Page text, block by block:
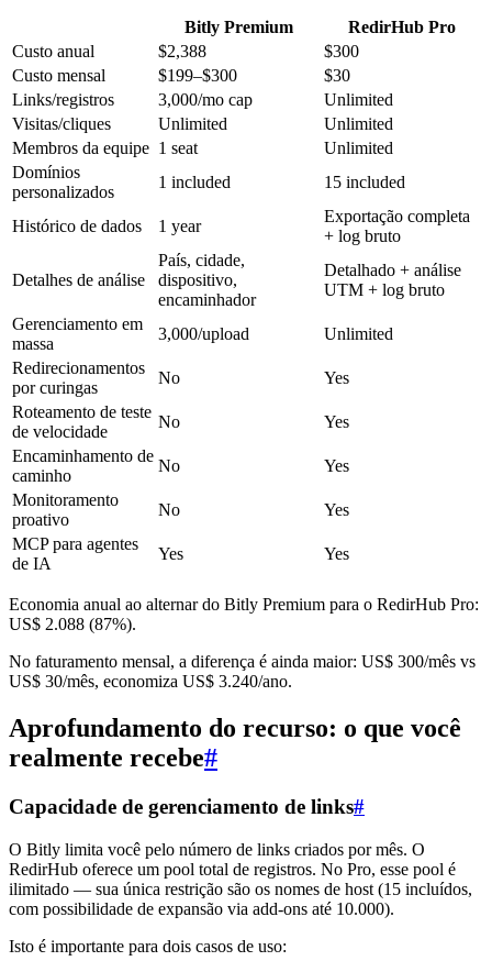
Bitly Premium
RedirHub Pro
Custo anual
$2,388
$300
Custo mensal
$199–$300
$30
Links/registros
3,000/mo cap
Unlimited
Visitas/cliques
Unlimited
Unlimited
Membros da equipe 1 seat
Unlimited
Domínios
personalizados
1 included 15 included
Histórico de dados 1 year
Exportação completa
+ log bruto
Detalhes de análise
País, cidade,
dispositivo,
encaminhador
Detalhado + análise
UTM + log bruto
Gerenciamento em
massa
3,000/upload
Unlimited
Redirecionamentos
por curingas
No
Yes
Roteamento de teste
de velocidade
No
Yes
Encaminhamento de
caminho
No
Yes
Monitoramento
proativo
No
Yes
MCP para agentes
de IA
Yes Yes
Economia anual ao alternar do Bitly Premium para o RedirHub Pro:
US$ 2.088 (87%).
No faturamento mensal, a diferença é ainda maior: US$ 300/mês vs
US$ 30/mês, economiza US$ 3.240/ano.
Aprofundamento do recurso: o que você
realmente recebe#
Capacidade de gerenciamento de links#
O Bitly limita você pelo número de links criados por mês. O
RedirHub oferece um pool total de registros. No Pro, esse pool é
ilimitado — sua única restrição são os nomes de host (15 incluídos,
com possibilidade de expansão via add-ons até 10.000).
Isto é importante para dois casos de uso: